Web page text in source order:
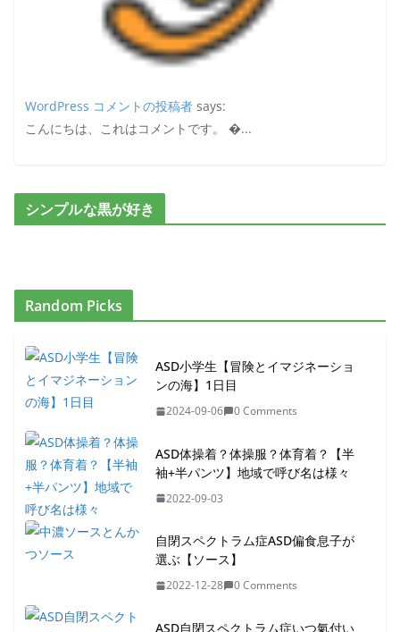
WordPress コメントの投稿者 says:
こんにちは、これはコメントです。 �...
シンプルな黒が好き
Random Picks
ASD小学生【冒険とイマジネーショ
ンの海】1日目
2024-09-06 0 Comments
ASD体操着？体操服？体育着？【半
袖+半パンツ】地域で呼び名は様々
2022-09-03
自閉スペクトラム症ASD偏食息子が
選ぶ【ソース】
2022-12-28 0 Comments
ASD自閉スペクトラム症いつ氣付い